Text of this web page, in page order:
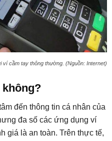
cầm tay thông thường. (Nguồn: Internet)
đến thông tin cá nhân của
đa số các ứng dụng ví
giá là an toàn. Trên thực tế,